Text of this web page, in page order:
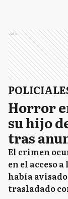
Ads
Horror
su hijo
tras
El crimen
en el acceso
había
trasladado